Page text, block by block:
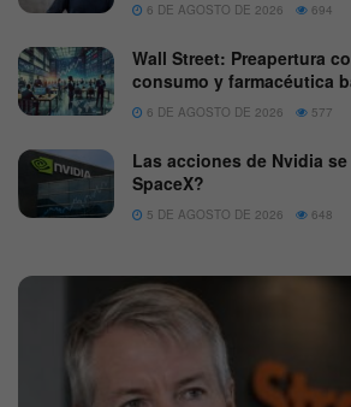
6 DE AGOSTO DE 2026 694
Wall Street: Preapertura
consumo y farmacéutica
6 DE AGOSTO DE 2026 577
Las acciones de Nvidia
SpaceX?
5 DE AGOSTO DE 2026 648